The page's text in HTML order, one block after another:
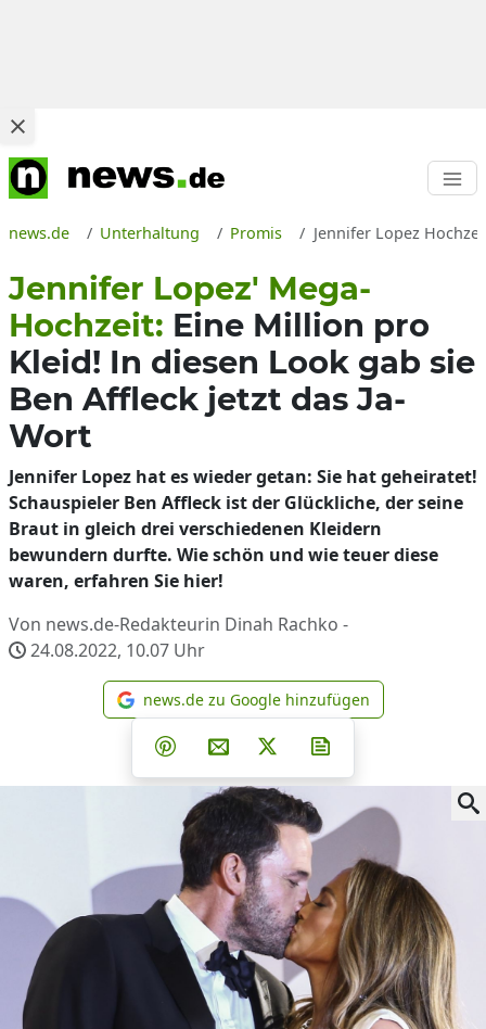
news.de Unterhaltung Promis Jennifer Lopez
Jennifer Lopez' Mega-
Hochzeit: Eine Million pro
Kleid! In diesen Look gab sie
Ben Affleck jetzt das Ja-
Wort
Jennifer Lopez hat es wieder getan: Sie hat geheiratet!
Schauspieler Ben Affleck ist der Glückliche, der seine
Braut in gleich drei verschiedenen Kleidern
bewundern durfte. Wie schön und wie teuer diese
waren, erfahren Sie hier!
Von news.de-Redakteurin Dinah Rachko -
24.08.2022, 10.07 Uhr
news.de zu Google
news.de zu Google hinzufügen
Teilen auf Facebook
Teilen auf Whatsapp
Teilen auf Telegram
Teilen auf Pinterest
Per E-Mail teilen
Post auf X